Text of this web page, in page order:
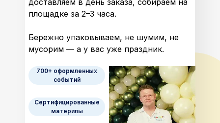
доставляем в день заказа, собираем на
площадке за 2–3 часа.
Бережно упаковываем, не шумим, не
мусорим — а у вас уже праздник.
Сертифицированные
материлы
700+ оформленных
событий